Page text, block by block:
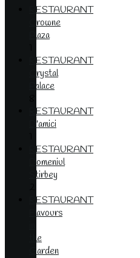
RESTAURANT
Crowne
Plaza
RESTAURANT
Crystal
Palace
RESTAURANT
D'amici
RESTAURANT
Domeniul
Stirbey
RESTAURANT
Flavours
the
Garden